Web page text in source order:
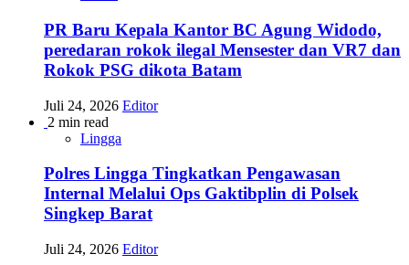
PR Baru Kepala Kantor BC Agung Widodo,
peredaran rokok ilegal Mensester dan VR7 dan
Rokok PSG dikota Batam
Juli 24, 2026 Editor
2 min read
Lingga
Polres Lingga Tingkatkan Pengawasan
Internal Melalui Ops Gaktibplin di Polsek
Singkep Barat
Juli 24, 2026 Editor